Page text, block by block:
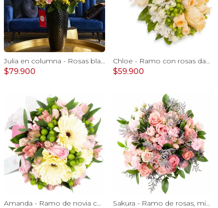
Julia en columna - Rosas blancas, minirosas rosadas
$79.900
Chloe - Ramo con rosas damasco, hypericum verde y minirosas blanco
$59.900
Amanda - Ramo de novia con gerberas, rosas rosadas y astromelias rosadas Sakura - Ramo de rosas, mini rosas, mini claveles y limonium en tonos rosados